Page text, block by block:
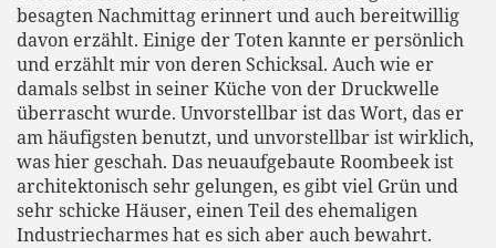
besagten Nachmittag erinnert und auch bereitwillig
davon erzählt. Einige der Toten kannte er persönlich
und erzählt mir von deren Schicksal. Auch wie er
damals selbst in seiner Küche von der Druckwelle
überrascht wurde. Unvorstellbar ist das Wort, das er
am häufigsten benutzt, und unvorstellbar ist wirklich,
was hier geschah. Das neuaufgebaute Roombeek ist
architektonisch sehr gelungen, es gibt viel Grün und
sehr schicke Häuser, einen Teil des ehemaligen
Industriecharmes hat es sich aber auch bewahrt.